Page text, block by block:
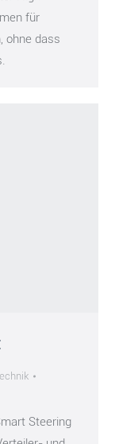
für
ohne dass
Steering